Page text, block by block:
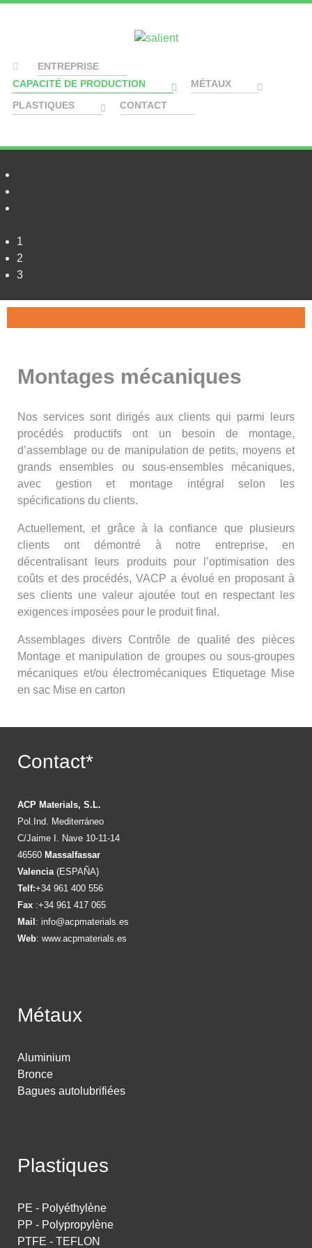
ENTREPRISE
CAPACITÉ DE PRODUCTION
MÉTAUX
PLASTIQUES
CONTACT
1
2
3
Montages mécaniques
Nos services sont dirigés aux clients qui parmi leurs
procédés productifs ont un besoin de montage,
d’assemblage ou de manipulation de petits, moyens et
grands ensembles ou sous-ensembles mécaniques,
avec gestion et montage intégral selon les
spécifications du clients.
Actuellement, et grâce à la confiance que plusieurs
clients ont démontré à notre entreprise, en
décentralisant leurs produits pour l’optimisation des
coûts et des procédés, VACP a évolué en proposant à
ses clients une valeur ajoutée tout en respectant les
exigences imposées pour le produit final.
Assemblages divers Contrôle de qualité des pièces
Montage et manipulation de groupes ou sous-groupes
mécaniques et/ou électromécaniques Etiquetage Mise
en sac Mise en carton
Contact*
ACP Materials, S.L.
Pol.Ind. Mediterráneo
C/Jaime I. Nave 10-11-14
46560 Massalfassar
Valencia(ESPAÑA)
Telf:+34 961 400 556
Fax :+34 961 417 065
Mail : info@acpmaterials.es
Web: www.acpmaterials.es
Métaux
Aluminium
Bronce
Bagues autolubrifiées
Plastiques
PE - Polyéthylène
PP - Polypropylène
PTFE - TEFLON